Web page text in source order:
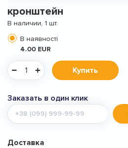
кронштейн
В наличии, 1 шт.
В наявності
4.00 EUR
Купить
Заказать в один клик
Мобильный
телефон
Доставка